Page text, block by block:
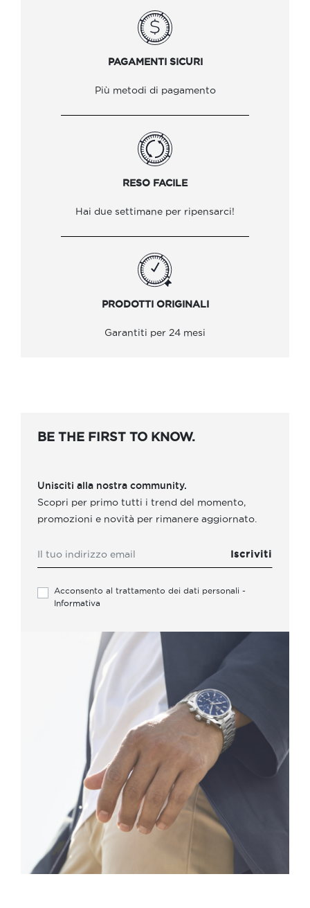
PAGAMENTI SICURI
Più metodi di pagamento
RESO FACILE
Hai due settimane per ripensarci!
PRODOTTI ORIGINALI
Garantiti per 24 mesi
BE THE FIRST TO KNOW.
Unisciti alla nostra community.
Scopri per primo tutti i trend del momento,
promozioni e novità per rimanere aggiornato.
Acconsento al trattamento dei dati personali -
Informativa